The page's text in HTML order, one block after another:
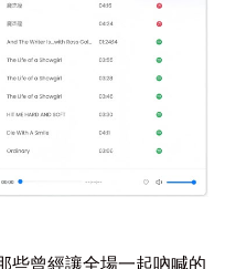
些曾經讓全場一起吶喊的